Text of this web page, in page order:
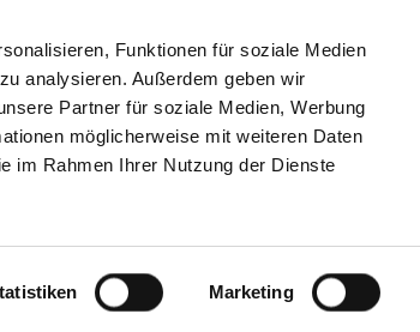
Funktionen für soziale Medien
analysieren. Außerdem geben wir
Partner für soziale Medien, Werbung
möglicherweise mit weiteren Daten
im Rahmen Ihrer Nutzung der Dienste
Marketing
journalist and the award-winning author
from the gritty world of a maximum-
anti-aging movement to the hidden world of
to the full court press of women’s basketball.